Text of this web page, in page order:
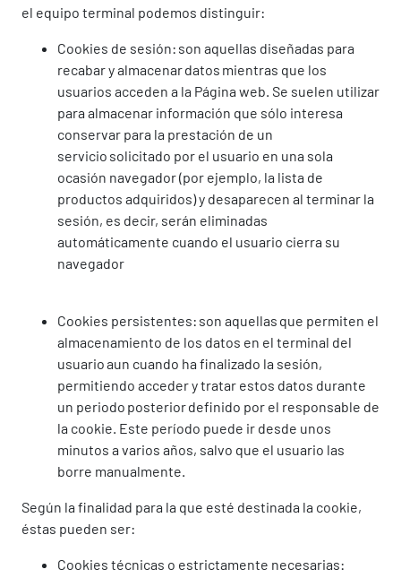
el equipo terminal podemos distinguir:
Cookies de sesión: son aquellas diseñadas para
recabar y almacenar datos mientras que los
usuarios acceden a la Página web. Se suelen utilizar
para almacenar información que sólo interesa
conservar para la prestación de un
servicio solicitado por el usuario en una sola
ocasión navegador (por ejemplo, la lista de
productos adquiridos) y desaparecen al terminar la
sesión, es decir, serán eliminadas
automáticamente cuando el usuario cierra su
navegador
Cookies persistentes: son aquellas que permiten el
almacenamiento de los datos en el terminal del
usuario aun cuando ha finalizado la sesión,
permitiendo acceder y tratar estos datos durante
un periodo posterior definido por el responsable de
la cookie. Este período puede ir desde unos
minutos a varios años, salvo que el usuario las
borre manualmente.
Según la finalidad para la que esté destinada la cookie,
éstas pueden ser:
Cookies técnicas o estrictamente necesarias: